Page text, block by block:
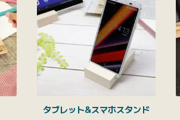
タブレット&スマホスタンド